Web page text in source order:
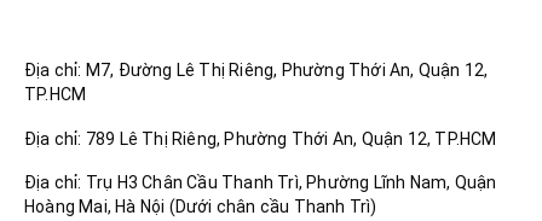
Địa chỉ: M7, Đường Lê Thị Riêng, Phường Thới An, Quận 12,
TP.HCM
Địa chỉ: 789 Lê Thị Riêng, Phường Thới An, Quận 12, TP.HCM
Địa chỉ: Trụ H3 Chân Cầu Thanh Trì, Phường Lĩnh Nam, Quận
Hoàng Mai, Hà Nội (Dưới chân cầu Thanh Trì)